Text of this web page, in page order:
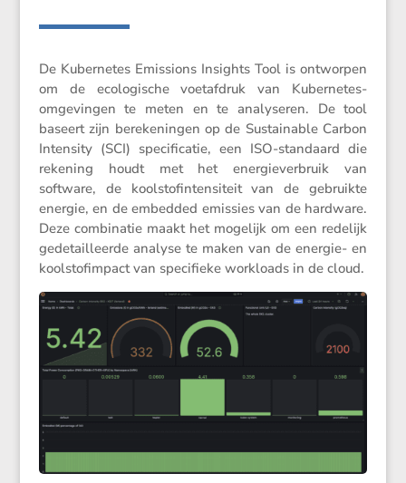
De Kuber­netes Emissions Insights Tool is ontworpen
om de ecolo­gi­sche voetaf­druk van Kuber­netes-
omgevingen te meten en te analy­seren. De tool
baseert zijn bereke­ningen op de Sustai­nable Carbon
Inten­sity (SCI) speci­fi­catie, een ISO-standaard die
rekening houdt met het energie­ver­bruik van
software, de koolstofin­ten­si­teit van de gebruikte
energie, en de embedded emissies van de hardware.
Deze combi­natie maakt het mogelijk om een redelijk
gedetail­leerde analyse te maken van de energie- en
koolstofim­pact van speci­fieke workloads in de cloud.